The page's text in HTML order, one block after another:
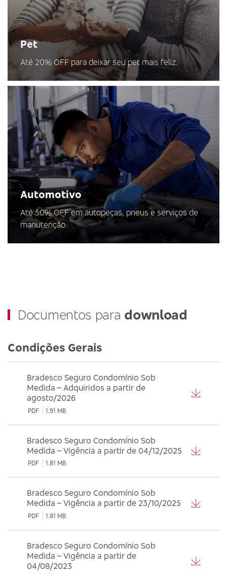
Pet
Até 20% OFF para deixar seu pet mais feliz.
Automotivo
Até 50% OFF em autopeças, pneus e serviços de
manutenção.
Documentos para download
Condições Gerais
Bradesco Seguro Condomínio Sob
Medida – Adquiridos a partir de
agosto/2026
PDF 1.91 MB
Bradesco Seguro Condomínio Sob
Medida – Vigência a partir de 04/12/2025
PDF 1.81 MB
Bradesco Seguro Condomínio Sob
Medida – Vigência a partir de 23/10/2025
PDF 1.81 MB
Bradesco Seguro Condomínio Sob
Medida – Vigência a partir de
04/08/2023